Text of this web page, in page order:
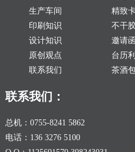
生产车间
印刷知识
设计知识
原创观点
联系我们
精致
不干
邀请
台历
茶酒
联系我们：
总机：0755-8241 5862
电话：136 3276 5100